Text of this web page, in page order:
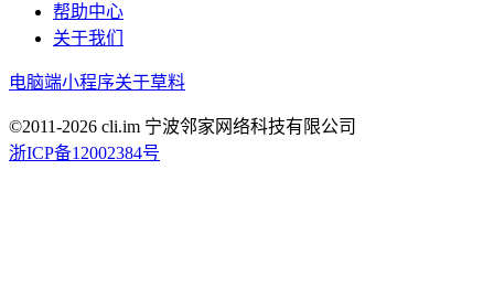
帮助中心
关于我们
电脑端小程序关于草料
©2011-2026 cli.im 宁波邻家网络科技有限公司
浙ICP备12002384号